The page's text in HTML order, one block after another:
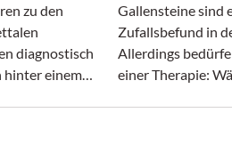
zu den
diagnostisch
hinter einem
Gallensteine sind
Zufallsbefund in
Allerdings
einer Therapie: